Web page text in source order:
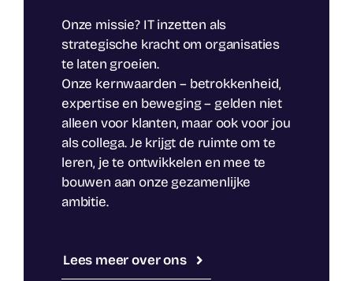
Onze missie? IT inzetten als
strategische kracht om organisaties
te laten groeien.
Onze kernwaarden – betrokkenheid,
expertise en beweging – gelden niet
alleen voor klanten, maar ook voor jou
als collega. Je krijgt de ruimte om te
leren, je te ontwikkelen en mee te
bouwen aan onze gezamenlijke
ambitie.
Lees meer over ons